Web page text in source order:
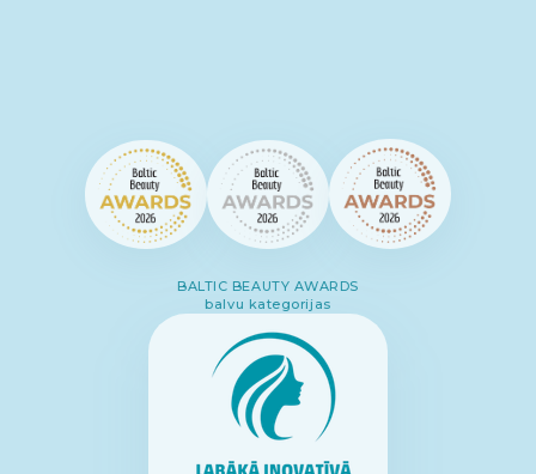
BALTIC BEAUTY AWARDS
balvu kategorijas